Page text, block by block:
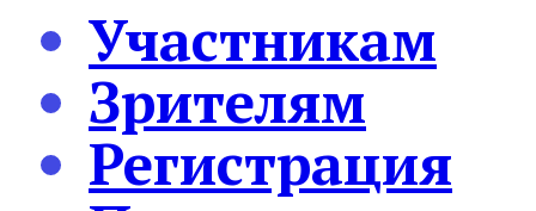
Участникам
Зрителям
Регистрация